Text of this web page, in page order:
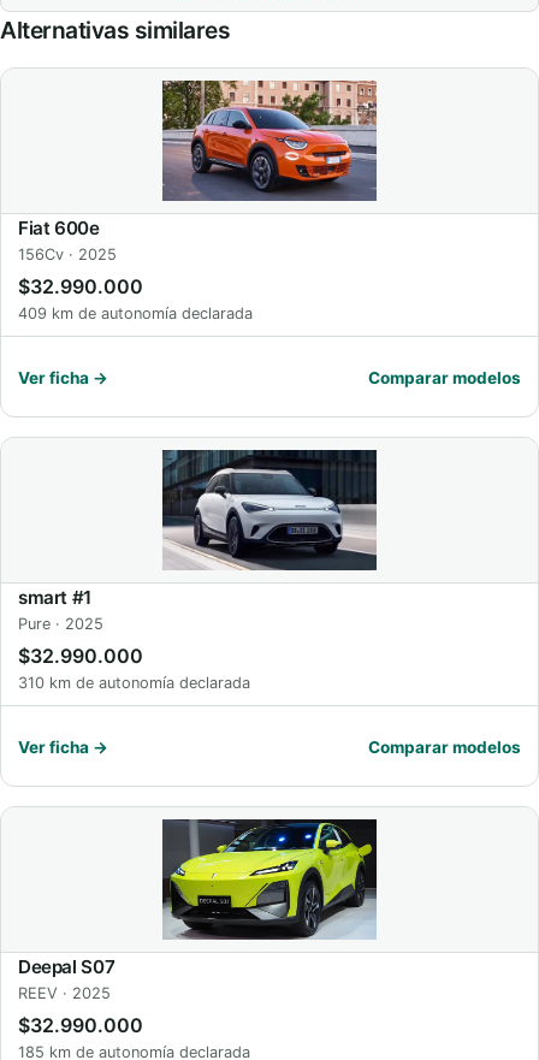
Alternativas similares
Fiat 600e
156Cv · 2025
$32.990.000
409 km de autonomía declarada
Ver ficha → Comparar modelos
smart #1
Pure · 2025
$32.990.000
310 km de autonomía declarada
Ver ficha → Comparar modelos
Deepal S07
REEV · 2025
$32.990.000
185 km de autonomía declarada